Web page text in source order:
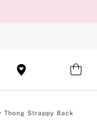
Thong Strappy Back